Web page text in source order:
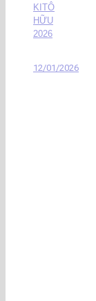
KITÔ
HỮU
2026
12/01/2026